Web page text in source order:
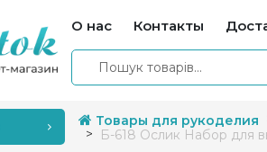
О нас Контакты
Товары для рукоделия
Б-618 Ослик Набор для